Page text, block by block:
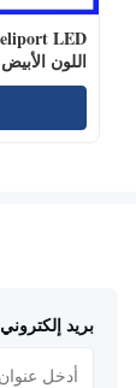
اللون الأبيض 110-240VAC حرق ثابت
بريد إلكتروني